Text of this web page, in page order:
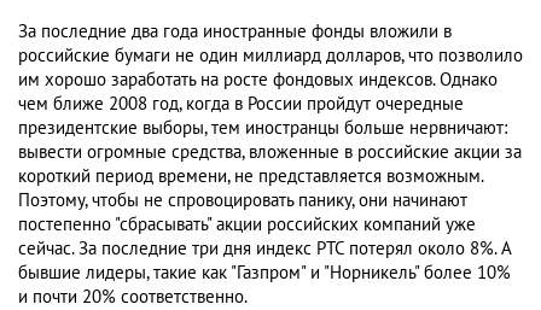
За последние два года иностранные фонды вложили в
российские бумаги не один миллиард долларов, что позволило
им хорошо заработать на росте фондовых индексов. Однако
чем ближе 2008 год, когда в России пройдут очередные
президентские выборы, тем иностранцы больше нервничают:
вывести огромные средства, вложенные в российские акции за
короткий период времени, не представляется возможным.
Поэтому, чтобы не спровоцировать панику, они начинают
постепенно "сбрасывать" акции российских компаний уже
сейчас. За последние три дня индекс РТС потерял около 8%. А
бывшие лидеры, такие как "Газпром" и "Норникель" более 10%
и почти 20% соответственно.